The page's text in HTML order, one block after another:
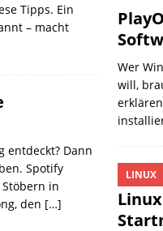
Tipps. Ein
– macht
entdeckt? Dann
Spotify
in
den […]
Wer
will,
LINUX